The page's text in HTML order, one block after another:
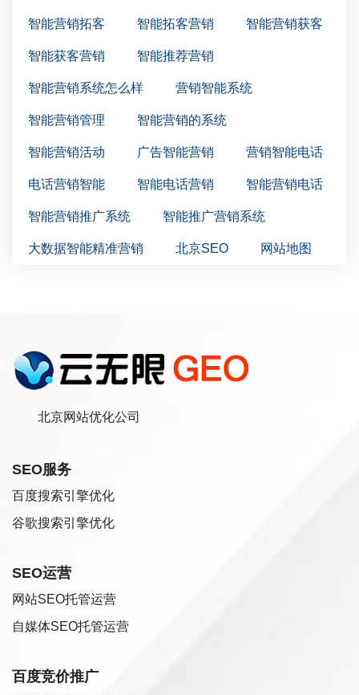
智能营销拓客 智能拓客营销 智能营销获客
智能获客营销 智能推荐营销
智能营销系统怎么样 营销智能系统
智能营销管理 智能营销的系统
智能营销活动 广告智能营销 营销智能电话
电话营销智能 智能电话营销 智能营销电话
智能营销推广系统 智能推广营销系统
大数据智能精准营销 北京SEO 网站地图
北京网站优化公司
SEO服务
百度搜索引擎优化
谷歌搜索引擎优化
SEO运营
网站SEO托管运营
自媒体SEO托管运营
百度竞价推广